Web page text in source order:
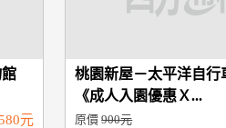
元
桃園新屋－太平洋自行
《成人入園優惠Ｘ...
原價900元